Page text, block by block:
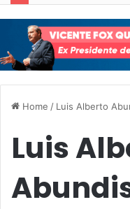
Home / Luis Alberto
Luis